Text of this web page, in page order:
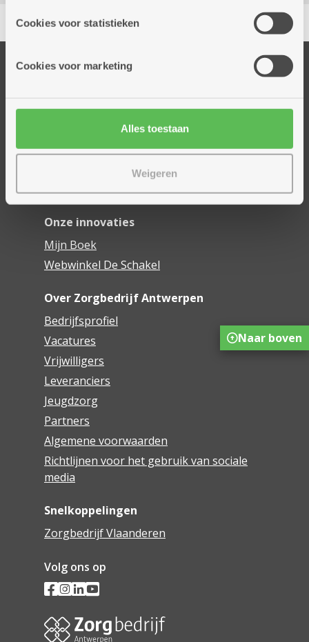
partners kunnen deze gegevens combineren met andere
Cookies voor statistieken
Cookies voor marketing
Alles toestaan
Weigeren
Onze diensten
Dienstencentra
Assistentiewoningen
Woonzorgcentra
Financieel comfort
Mijn Zorgbedrijf
Onze innovaties
Mijn Boek
Webwinkel De Schakel
Over Zorgbedrijf Antwerpen
Bedrijfsprofiel
Vacatures
Vrijwilligers
Leveranciers
Jeugdzorg
Partners
Algemene voorwaarden
Richtlijnen voor het gebruik van sociale
media
Snelkoppelingen
Zorgbedrijf Vlaanderen
Volg ons op
Naar boven